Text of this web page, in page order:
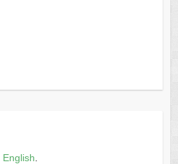
English